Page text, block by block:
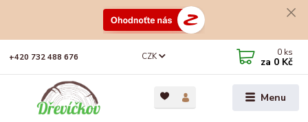
Menu
CZK
+420 732 488 676 0 ks
za 0 Kč